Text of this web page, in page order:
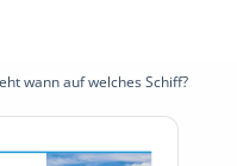
wann auf welches Schiff?